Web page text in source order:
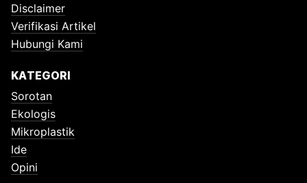
Disclaimer
Verifikasi Artikel
Hubungi Kami
KATEGORI
Sorotan
Ekologis
Mikroplastik
Ide
Opini